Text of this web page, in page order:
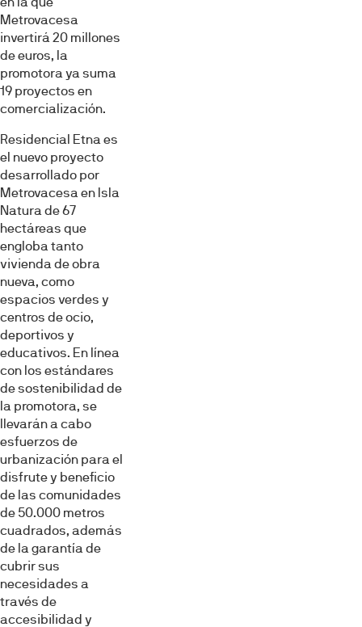
Metrovacesa
invertirá 20 millones
de euros, la
promotora ya suma
19 proyectos en
comercialización.
Residencial Etna es
el nuevo proyecto
desarrollado por
Metrovacesa en Isla
Natura de 67
hectáreas que
engloba tanto
vivienda de obra
nueva, como
espacios verdes y
centros de ocio,
deportivos y
educativos. En línea
con los estándares
de sostenibilidad de
la promotora, se
llevarán a cabo
esfuerzos de
urbanización para el
disfrute y beneficio
de las comunidades
de 50.000 metros
cuadrados, además
de la garantía de
cubrir sus
necesidades a
través de
accesibilidad y